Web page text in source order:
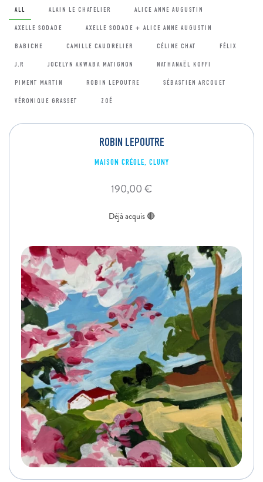
ALL ALAIN LE CHATELIER ALICE ANNE AUGUSTIN
AXELLE SODADE AXELLE SODADE + ALICE ANNE AUGUSTIN
BABICHE CAMILLE CAUDRELIER CÉLINE CHAT FÉLIX
J.R JOCELYN AKWABA MATIGNON NATHANAËL KOFFI
PIMENT MARTIN ROBIN LEPOUTRE SÉBASTIEN ARCOUET
VÉRONIQUE GRASSET ZOÉ
ROBIN LEPOUTRE
MAISON CRÉOLE, CLUNY
190,00€